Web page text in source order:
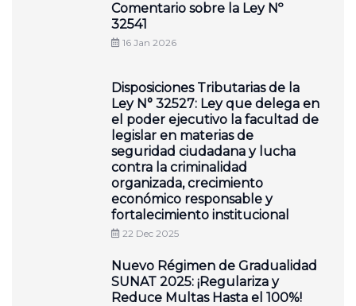
Comentario sobre la Ley Nº
32541
16 Jan 2026
Disposiciones Tributarias de la
Ley N° 32527: Ley que delega en
el poder ejecutivo la facultad de
legislar en materias de
seguridad ciudadana y lucha
contra la criminalidad
organizada, crecimiento
económico responsable y
fortalecimiento institucional
22 Dec 2025
Nuevo Régimen de Gradualidad
SUNAT 2025: ¡Regulariza y
Reduce Multas Hasta el 100%!